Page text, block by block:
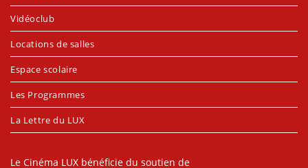
Vidéoclub
Locations de salles
Espace scolaire
Les Programmes
La Lettre du LUX
Le Cinéma LUX bénéficie du soutien de